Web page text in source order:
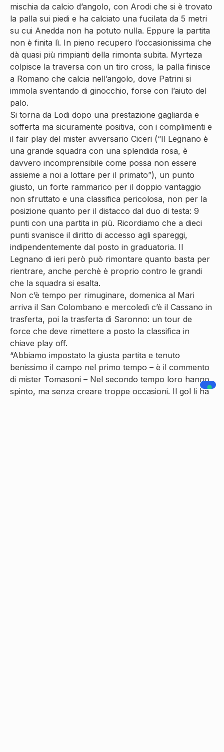
mischia da calcio d’angolo, con Arodi che si è trovato
la palla sui piedi e ha calciato una fucilata da 5 metri
su cui Anedda non ha potuto nulla. Eppure la partita
non è finita lì. In pieno recupero l’occasionissima che
dà quasi più rimpianti della rimonta subita. Myrteza
colpisce la traversa con un tiro cross, la palla finisce
a Romano che calcia nell’angolo, dove Patrini si
immola sventando di ginocchio, forse con l’aiuto del
palo.
Si torna da Lodi dopo una prestazione gagliarda e
sofferta ma sicuramente positiva, con i complimenti e
il fair play del mister avversario Ciceri (“Il Legnano è
una grande squadra con una splendida rosa, è
davvero incomprensibile come possa non essere
assieme a noi a lottare per il primato”), un punto
giusto, un forte rammarico per il doppio vantaggio
non sfruttato e una classifica pericolosa, non per la
posizione quanto per il distacco dal duo di testa: 9
punti con una partita in più. Ricordiamo che a dieci
punti svanisce il diritto di accesso agli spareggi,
indipendentemente dal posto in graduatoria. Il
Legnano di ieri però può rimontare quanto basta per
rientrare, anche perchè è proprio contro le grandi
che la squadra si esalta.
Non c’è tempo per rimuginare, domenica al Mari
arriva il San Colombano e mercoledì c’è il Cassano in
trasferta, poi la trasferta di Saronno: un tour de
force che deve rimettere a posto la classifica in
chiave play off.
“Abbiamo impostato la giusta partita e tenuto
benissimo il campo nel primo tempo – è il commento
di mister Tomasoni – Nel secondo tempo loro hanno
spinto, ma senza creare troppe occasioni. Il gol li ha